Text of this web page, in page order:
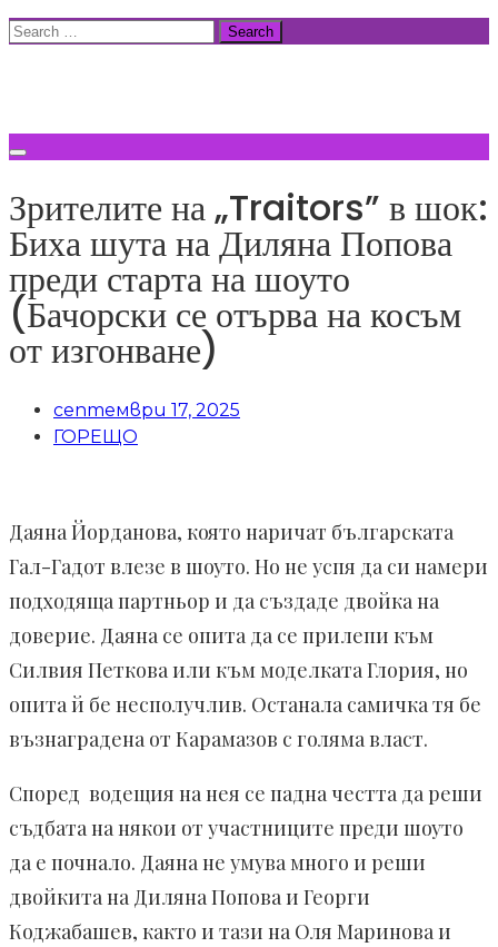
Skip
Search
Зрителите на „Traitors” в шок:
Биха шута на Диляна Попова
преди старта на шоуто
(Бачорски се отърва на косъм
от изгонване)
септември 17, 2025
ГОРЕЩО
Даяна Йорданова, която наричат българската
Гал-Гадот влезе в шоуто. Но не успя да си намери
подходяща партньор и да създаде двойка на
доверие. Даяна се опита да се прилепи към
Силвия Петкова или към моделката Глория, но
опита й бе несполучлив. Останала самичка тя бе
възнаградена от Карамазов с голяма власт.
Според водещия на нея се падна честта да реши
съдбата на някои от участниците преди шоуто
да е почнало. Даяна не умува много и реши
двойкита на Диляна Попова и Георги
Коджабашев, както и тази на Оля Маринова и